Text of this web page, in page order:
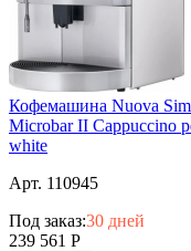
Кофемашина Nuova
Microbar II Cappuccino
white
Арт. 110945
Под заказ:30 дней
239 561 Р